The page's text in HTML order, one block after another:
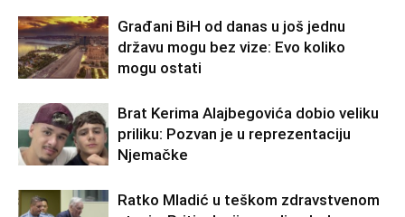
Građani BiH od danas u još jednu
državu mogu bez vize: Evo koliko
mogu ostati
Brat Kerima Alajbegovića dobio veliku
priliku: Pozvan je u reprezentaciju
Njemačke
Ratko Mladić u teškom zdravstvenom